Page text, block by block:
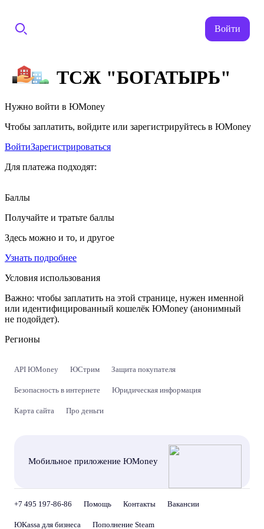
Войти
ТСЖ "БОГАТЫРЬ"
Нужно войти в ЮMoney
Чтобы заплатить, войдите или зарегистрируйтесь в ЮMoney
ВойтиЗарегистрироваться
Для платежа подходят:
Баллы
Получайте и тратьте баллы
Здесь можно и то, и другое
Узнать подробнее
Условия использования
Важно: чтобы заплатить на этой странице, нужен именной
или идентифицированный кошелёк ЮMoney (анонимный
не подойдет).
Регионы
API ЮMoney ЮСтрим Защита покупателя
Безопасность в интернете Юридическая информация
Карта сайта Про деньги
Мобильное приложение ЮMoney
+7 495 197-86-86 Помощь Контакты Вакансии
ЮKassa для бизнеса Пополнение Steam